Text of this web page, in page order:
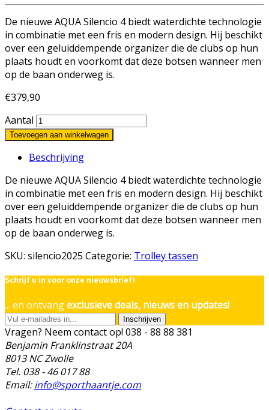
De nieuwe AQUA Silencio 4 biedt waterdichte technologie
in combinatie met een fris en modern design. Hij beschikt
over een geluiddempende organizer die de clubs op hun
plaats houdt en voorkomt dat deze botsen wanneer men
op de baan onderweg is.
€379,90
Aantal
Toevoegen aan winkelwagen
Beschrijving
De nieuwe AQUA Silencio 4 biedt waterdichte technologie
in combinatie met een fris en modern design. Hij beschikt
over een geluiddempende organizer die de clubs op hun
plaats houdt en voorkomt dat deze botsen wanneer men
op de baan onderweg is.
SKU: silencio2025 Categorie: Trolley tassen
Schrijf u in voor onze nieuwsbrief!
... en ontvangexclusieve deals, nieuws en updates!
Inschrijven
Vragen? Neem contact op! 038 - 88 88 381
Benjamin Franklinstraat 20A
8013 NC Zwolle
Tel. 038 - 46 017 88
Email:info@sporthaantje.com